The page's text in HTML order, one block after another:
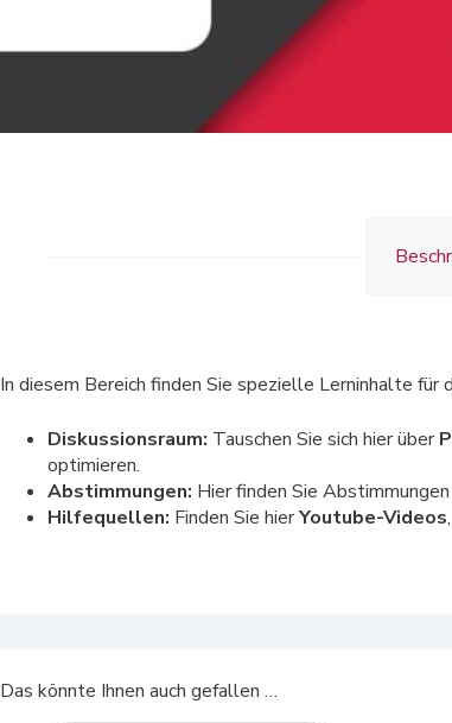
In diesem Bereich finden Sie spezielle Lerninhalte für
Diskussionsraum: Tauschen Sie sich hier über
optimieren.
Abstimmungen: Hier finden Sie
Hilfequellen: Finden Sie hierYoutube-Videos,
Das könnte Ihnen auch gefallen …